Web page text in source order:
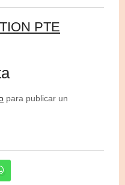
PTE
para publicar un